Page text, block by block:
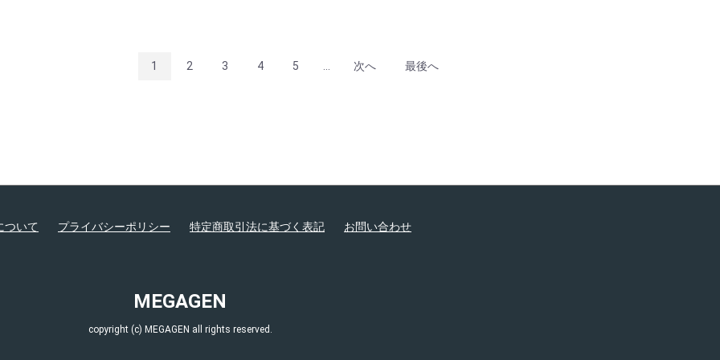
1 2 3 4 5 次へ 最後へ
ついて プライバシーポリシー 特定商取引法に基づく表記 お問い合わせ
MEGAGEN
copyright (c) MEGAGEN all rights reserved.